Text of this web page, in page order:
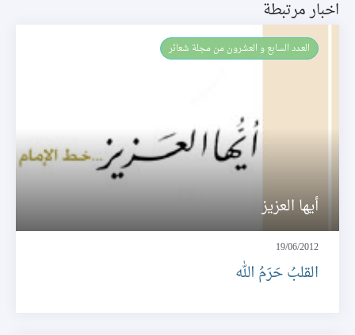
اخبار مرتبطة
العـدد السابع و العشرون من مجلة شعائر
أيها العزيز
19/06/2012
القلبُ حَرَمُ الله